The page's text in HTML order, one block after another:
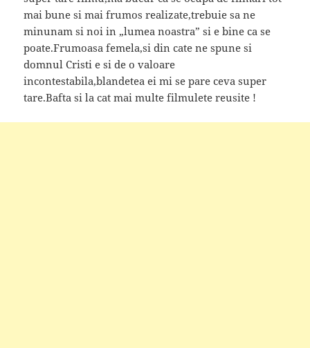
mai bune si mai frumos realizate,trebuie sa ne
minunam si noi in „lumea noastra” si e bine ca se
poate.Frumoasa femela,si din cate ne spune si
domnul Cristi e si de o valoare
incontestabila,blandetea ei mi se pare ceva super
tare.Bafta si la cat mai multe filmulete reusite !